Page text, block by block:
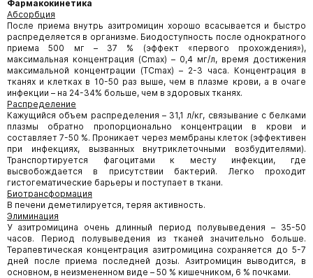
Фармакокинетика
Абсорбция
После приема внутрь азитромицин хорошо всасывается и быстро
распределяется в организме. Биодоступность после однократного
приема 500 мг – 37 % (эффект «первого прохождения»),
максимальная концентрация (Сmах) – 0,4 мг/л, время достижения
максимальной концентрации (ТСmах) – 2-3 часа. Концентрация в
тканях и клетках в 10-50 раз выше, чем в плазме крови, а в очаге
инфекции – на 24-34% больше, чем в здоровых тканях.
Распределение
Кажущийся объем распределения – 31,1 л/кг, связывание с белками
плазмы обратно пропорционально концентрации в крови и
составляет 7-50 %. Проникает через мембраны клеток (эффективен
при инфекциях, вызванных внутриклеточными возбудителями).
Транспортируется фагоцитами к месту инфекции, где
высвобождается в присутствии бактерий. Легко проходит
гистогематические барьеры и поступает в ткани.
Биотрансформация
В печени деметилируется, теряя активность.
Элиминация
У азитромицина очень длинный период полувыведения – 35-50
часов. Период полувыведения из тканей значительно больше.
Терапевтическая концентрация азитромицина сохраняется до 5-7
дней после приема последней дозы. Азитромицин выводится, в
основном, в неизмененном виде – 50 % кишечником, 6 % почками.